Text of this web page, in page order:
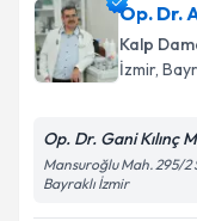
Op. Dr.
Kalp
İzmir,
Op. Dr. Gani Kılınç
Mansuroğlu Mah. 295/2
Bayraklı İzmir